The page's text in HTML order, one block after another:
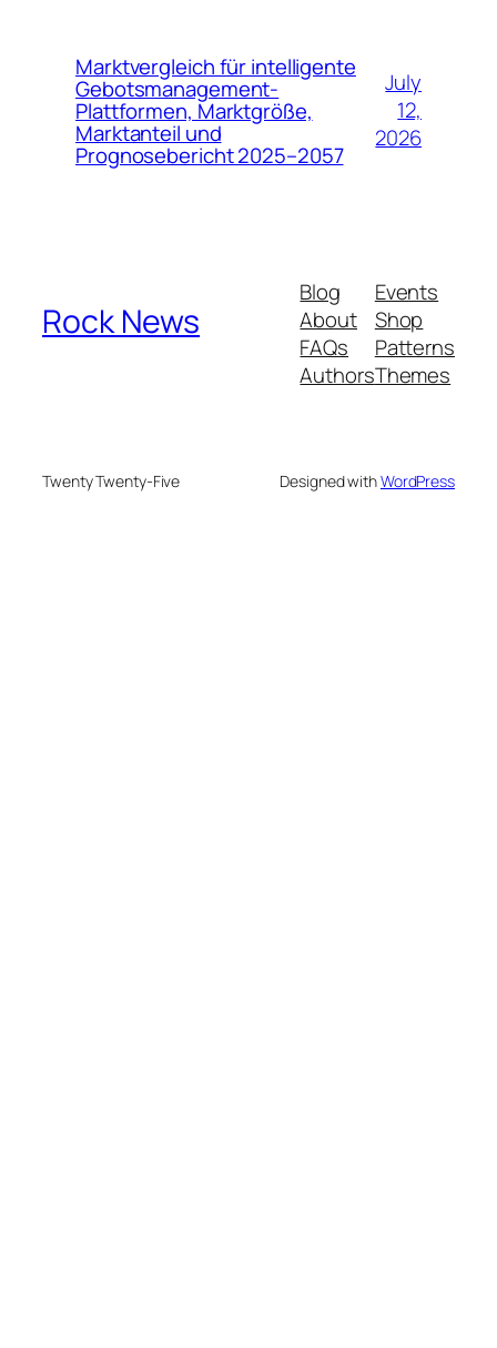
Marktvergleich für intelligente
Gebotsmanagement-
Plattformen, Marktgröße,
Marktanteil und
Prognosebericht 2025–2057
July
12,
2026
Rock News
Blog
About
FAQs
Authors
Events
Shop
Patterns
Themes
Twenty Twenty-Five Designed withWordPress